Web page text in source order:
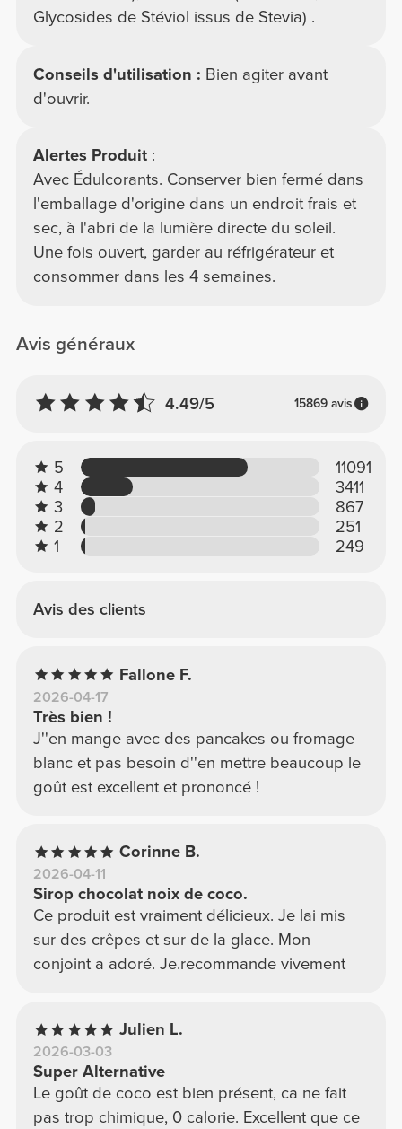
Glycosides de Stéviol issus de Stevia) .
Conseils d'utilisation : Bien agiter avant
d'ouvrir.
Alertes Produit :
Avec Édulcorants. Conserver bien fermé dans
l'emballage d'origine dans un endroit frais et
sec, à l'abri de la lumière directe du soleil.
Une fois ouvert, garder au réfrigérateur et
consommer dans les 4 semaines.
Avis généraux
4.49/5 15869 avis
5
11091
4
3411
3
867
2
251
1
249
Avis des clients
Fallone F.
2026-04-17
Très bien !
J''en mange avec des pancakes ou fromage
blanc et pas besoin d''en mettre beaucoup le
goût est excellent et prononcé !
Corinne B.
2026-04-11
Sirop chocolat noix de coco.
Ce produit est vraiment délicieux. Je lai mis
sur des crêpes et sur de la glace. Mon
conjoint a adoré. Je.recommande vivement
Julien L.
2026-03-03
Super Alternative
Le goût de coco est bien présent, ca ne fait
pas trop chimique, 0 calorie. Excellent que ce